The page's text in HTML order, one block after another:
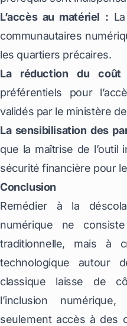
L’accès au matériel :
communautaires
les quartiers précaires.
La réduction du
préférentiels pour
validés par le ministère de
La sensibilisation des
que la maîtrise de l’outil
sécurité financière pour
Conclusion
Remédier à la
numérique ne
traditionnelle, mais à
technologique autour
classique laisse de
l’inclusion
seulement accès à des